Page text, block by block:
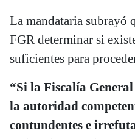
La mandataria subrayó
FGR determinar si
suficientes para
“Si la Fiscalía
la autoridad
contundentes e